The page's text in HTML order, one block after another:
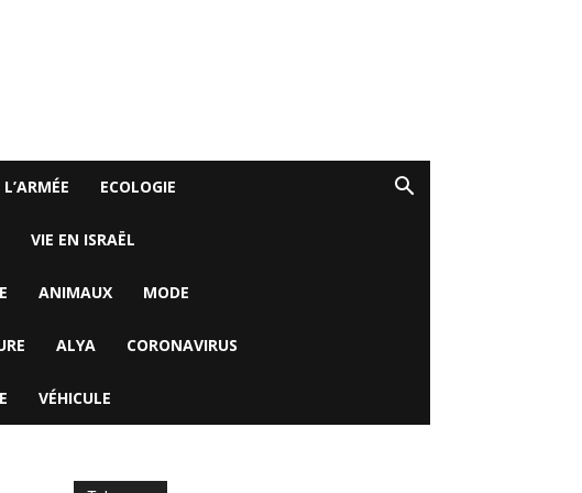
L’ARMÉE ECOLOGIE
VIE EN ISRAËL
ANIMAUX MODE
ALYA CORONAVIRUS
VÉHICULE